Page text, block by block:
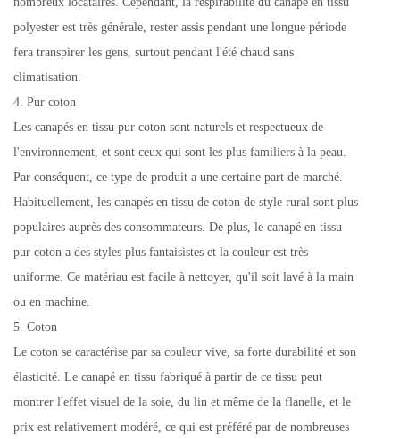
polyester est très générale, rester assis pendant une longue période
fera transpirer les gens, surtout pendant l'été chaud sans
climatisation.
4. Pur coton
Les canapés en tissu pur coton sont naturels et respectueux de
l'environnement, et sont ceux qui sont les plus familiers à la peau.
Par conséquent, ce type de produit a une certaine part de marché.
Habituellement, les canapés en tissu de coton de style rural sont plus
populaires auprès des consommateurs. De plus, le canapé en tissu
pur coton a des styles plus fantaisistes et la couleur est très
uniforme. Ce matériau est facile à nettoyer, qu'il soit lavé à la main
ou en machine.
5. Coton
Le coton se caractérise par sa couleur vive, sa forte durabilité et son
élasticité. Le canapé en tissu fabriqué à partir de ce tissu peut
montrer l'effet visuel de la soie, du lin et même de la flanelle, et le
prix est relativement modéré, ce qui est préféré par de nombreuses